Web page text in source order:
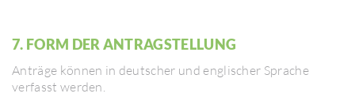
7. FORM DER ANTRAG­STEL­LUNG
Anträge können in deut­scher und engli­scher Sprache
verfasst werden.